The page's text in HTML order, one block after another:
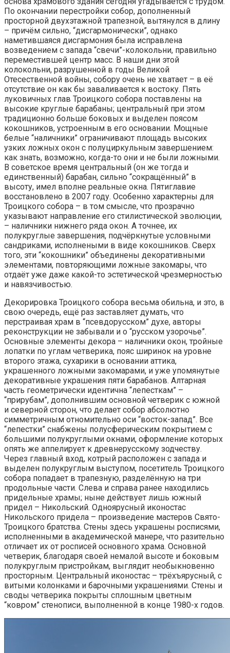
По окончании перестройки собор, дополненный
просторной двухэтажной трапезной, вытянулся в длину
– причём сильно, “дисгармонически”, однако
наметившаяся дисгармония была исправлена
возведением с запада “свечи”-колокольни, правильно
переместившей центр масс. В наши дни этой
колокольни, разрушенной в годы Великой
Отесественной войны, собору очень не хватает – в её
отсутствие он как бы заваливается к востоку. Пять
луковичных глав Троицкого собора поставлены на
высокие круглые барабаны; центральный при этом
традиционно больше боковых и выделен поясом
кокошников, устроенным в его основании. Мощные
белые “наличники” ограничивают площадь высоких
узких ложных окон с полуциркульным завершением:
как знать, возможно, когда-то они и не были ложными.
В советское время центральный (он же тогда и
единственный) барабан, сильно “сокращённый” в
высоту, имел вполне реальные окна. Пятиглавие
восстановлено в 2007 году. Особенно характерны для
Троицкого собора – в том смысле, что прозрачно
указывают направление его стилистической эволюции,
– наличники нижнего ряда окон. А точнее, их
полукруглые завершения, подчёркнутые условными
сандриками, исполнеными в виде кокошников. Сверх
того, эти “кокошники” объединены декоративными
элементами, повторяющими ложные закомары, что
отдаёт уже даже какой-то эстетической чрезмерностью
и навязчивостью.
Декорировка Троицкого собора весьма обильна, и это, в
свою очередь, ещё раз заставляет думать, что
перстраивая храм в “псевдорусском” духе, авторы
реконструкции не забывали и о “русском узорочье”.
Основные элементы декора – наличники окон, тройные
лопатки по углам четверика, пояс ширинок на уровне
второго этажа, сухарики в основании аттика,
украшенного ложными закомарами, и уже упомянутые
декоративные украшения пяти барабанов. Алтарная
часть геометрически идентична “лепесткам” –
“прирубам”, дополнившим основной четверик с южной
и северной сторон, что делает собор абсолютно
симметричным отномительно оси “восток-запад”. Все
“лепестки” снабжены полусферическим покрытием с
большими полукруглыми окнами, оформление которых
опять же аппелирует к древнерусскому зодчеству.
Через главный вход, котрый расположен с запада и
выделен полукруглым выступом, посетитель Троицкого
собора попадает в трапезную, разделённую на три
продольные части. Слева и справа ранее находились
придельные храмы; ныне действует лишь южный
придел – Никольский. Одноярусный иконостас
Никольского придела – произведение мастеров Свято-
Троицкого братства. Стены здесь украшены росписями,
исполненными в академической манере, что разительно
отличает их от росписей основного храма. Основной
четверик, благодаря своей немалой высоте и боковым
полукруглым пристройкам, выглядит необыкновенно
просторным. Центральный иконостас – трёхъярусный, с
витыми колонками и барочными украшениями. Стены и
своды четверика покрыты сплошным цветным
“ковром” стенописи, выполненной в конце 1980-х годов.